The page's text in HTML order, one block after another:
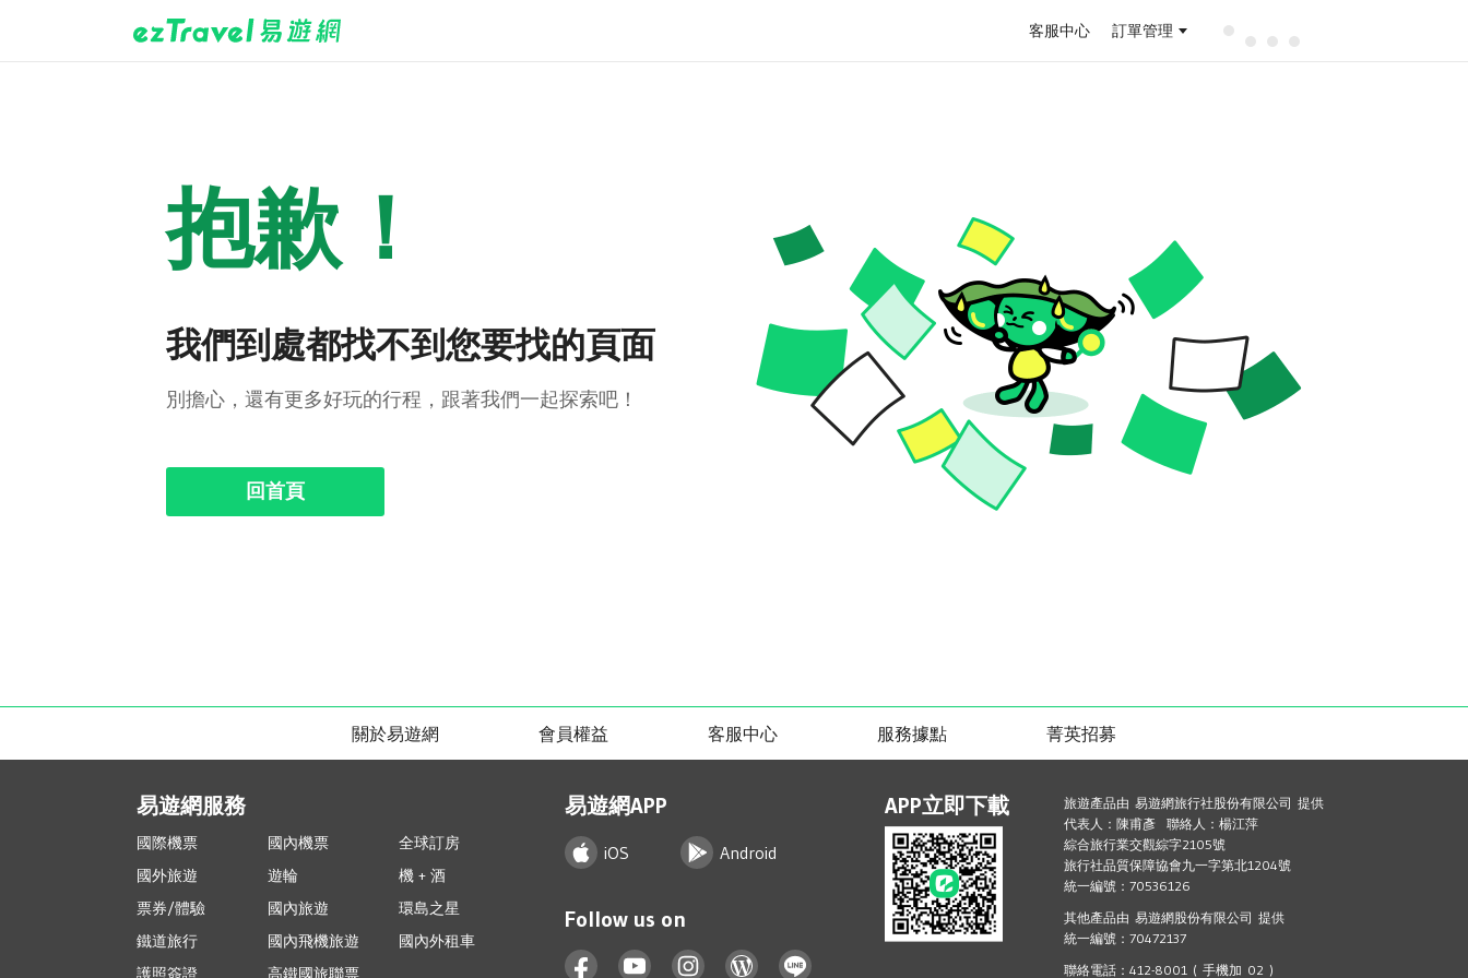
客服中心 訂單管理
抱歉！
我們到處都找不到您要找的頁面
別擔心，還有更多好玩的行程，跟著我們一起探索吧！
回首頁
關於易遊網 會員權益 客服中心 服務據點 菁英招募
易遊網服務
國際機票 國內機票
全球訂房
國外旅遊
遊輪
機 + 酒
票券/體驗
國內旅遊
環島之星
鐵道旅行
國內飛機旅遊
國內外租車
護照簽證
高鐵國旅聯票
易遊網APP
iOS Android
Follow us on
APP立即下載
旅遊產品由 易遊網旅行社股份有限公司 提供
代表人：陳甫彥 聯絡人：楊江萍
綜合旅行業交觀綜字2105號
旅行社品質保障協會九一字第北1204號
統一編號：70536126
其他產品由 易遊網股份有限公司 提供
統一編號：70472137
聯絡電話：412-8001 ( 手機加 02 )